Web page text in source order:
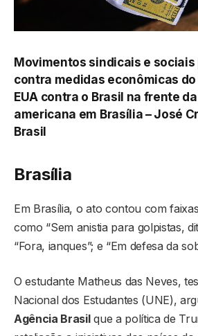
Movimentos sindicais e
contra medidas econômicas
EUA contra o Brasil na frente
americana em Brasília –José
Brasil
Brasília
Em Brasília, o ato contou com
como “Sem anistia para golpistas,
“Fora, ianques”; e “Em defesa da
O estudante Matheus das Neves,
Nacional dos Estudantes (UNE),
Agência Brasilque a política de